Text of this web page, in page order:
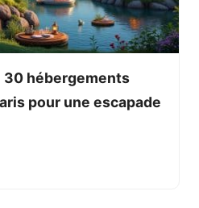
30 hébergements
pour une escapade